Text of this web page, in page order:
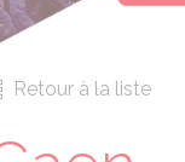
Retour à la liste